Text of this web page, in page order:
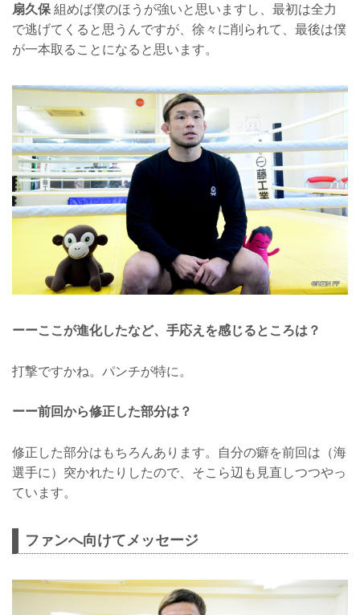
扇久保 組めば僕のほうが強いと思いますし、最初は全力
で逃げてくると思うんですが、徐々に削られて、最後は僕
が一本取ることになると思います。
ーーここが進化したなど、手応えを感じるところは？
打撃ですかね。パンチが特に。
ーー前回から修正した部分は？
修正した部分はもちろんあります。自分の癖を前回は（海
選手に）突かれたりしたので、そこら辺も見直しつつやっ
ています。
ファンへ向けてメッセージ